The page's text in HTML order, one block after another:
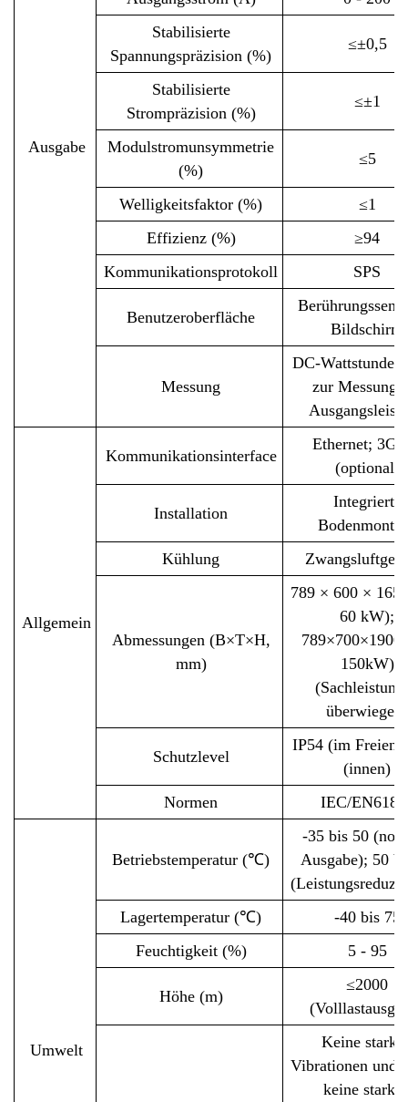
Ausgabe
Stabilisierte
Spannungspräzision (%)
≤±0,5
Stabilisierte
Strompräzision (%)
≤±1
Modulstromunsymmetrie
(%)
≤5
Welligkeitsfaktor (%)
≤1
Effizienz (%)
≥94
Kommunikationsprotokoll
SPS
Benutzeroberfläche
Bildschirm
Messung
DC-
zur Messung
Allgemein
Kommunikationsinterface
Ethernet; 3G/
(optional)
Installation
Integrierte
Kühlung
Abmessungen (B×T×H,
mm)
789 × 600 ×
60 kW);
789×700×1900
150kW)
überwiegen)
Schutzlevel
IP54 (im
(innen)
Normen
IEC/
Umwelt
Betriebstemperatur (℃)
-35 bis 50
Ausgabe); 50
Lagertemperatur (℃)
-40 bis 75
Feuchtigkeit (%)
5 - 95
Höhe (m)
≤2000
Keine
Vibrationen und
keine